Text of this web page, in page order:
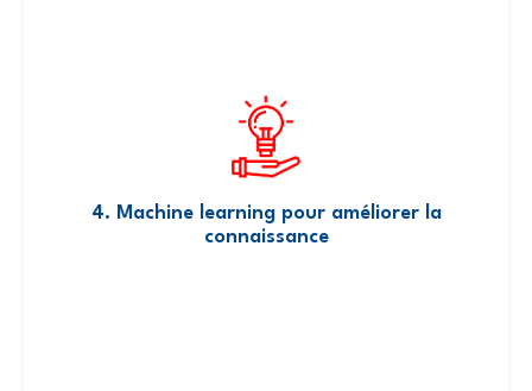
4. Machine learning pour améliorer la
connaissance
Gervasy a constitué un comité d’experts afin de
tirer des conclusions de chaque base de
données et d’améliorer la pratique de la
médecine au travers de publications et de
médical.